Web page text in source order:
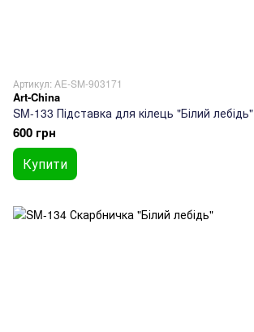
Артикул: AE-SM-903171
Art-China
SM-133 Підставка для кілець "Білий лебідь"
600 грн
Купити